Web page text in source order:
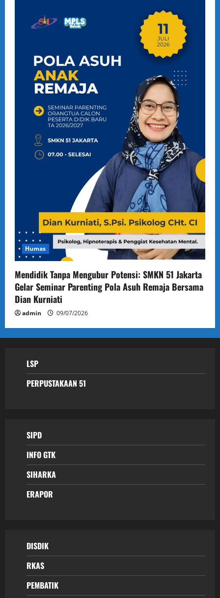
Humas
Mendidik Tanpa Mengubur Potensi: SMKN 51 Jakarta
Gelar Seminar Parenting Pola Asuh Remaja Bersama
Dian Kurniati
admin 09/07/2026
LSP
PERPUSTAKAAN 51
SIPD
INFO GTK
SIHARKA
ERAPOR
DISDIK
RKAS
PEMBATIK